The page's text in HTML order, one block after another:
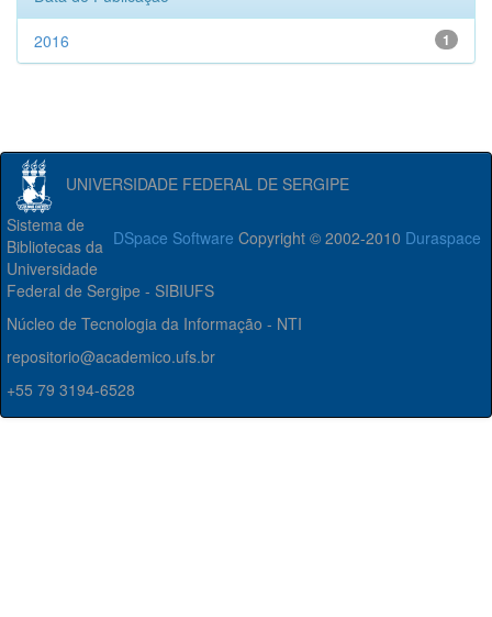
1
2016
UNIVERSIDADE FEDERAL DE SERGIPE
DSpace Software Copyright © 2002-2010 Duraspace
Sistema de
Bibliotecas da
Universidade
Federal de Sergipe - SIBIUFS
Núcleo de Tecnologia da Informação - NTI
repositorio@academico.ufs.br
+55 79 3194-6528